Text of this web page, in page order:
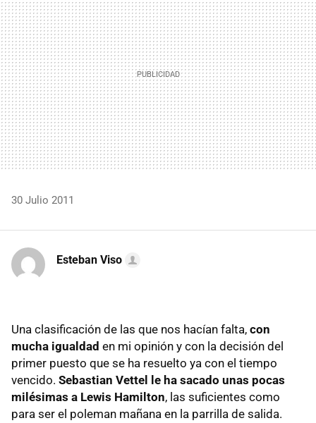
30 Julio 2011
Esteban Viso
Una clasificación de las que nos hacían falta, con
mucha igualdad en mi opinión y con la decisión del
primer puesto que se ha resuelto ya con el tiempo
vencido. Sebastian Vettel le ha sacado unas pocas
milésimas a Lewis Hamilton, las suficientes como
para ser el poleman mañana en la parrilla de salida.